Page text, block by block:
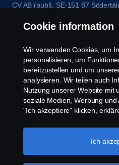
CV AB (publ), SE-151 87
Cookie information
Wir verwenden Cookies, um
personalisieren, um
bereitzustellen und um
analysieren. Wir teilen auch
Nutzung unserer Website mit
soziale Medien, Werbung
"Ich akzeptiere" klicken,
Informationen weitergegeben
Cookies auch verwalten,
Ich